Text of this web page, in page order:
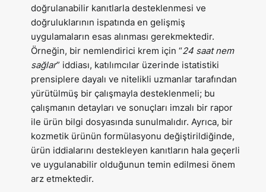
doğrulanabilir kanıtlarla desteklenmesi ve
doğruluklarının ispatında en gelişmiş
uygulamaların esas alınması gerekmektedir.
Örneğin, bir nemlendirici krem için “24 saat nem
sağlar” iddiası, katılımcılar üzerinde istatistiki
prensiplere dayalı ve nitelikli uzmanlar tarafından
yürütülmüş bir çalışmayla desteklenmeli; bu
çalışmanın detayları ve sonuçları imzalı bir rapor
ile ürün bilgi dosyasında sunulmalıdır. Ayrıca, bir
kozmetik ürünün formülasyonu değiştirildiğinde,
ürün iddialarını destekleyen kanıtların hala geçerli
ve uygulanabilir olduğunun temin edilmesi önem
arz etmektedir.